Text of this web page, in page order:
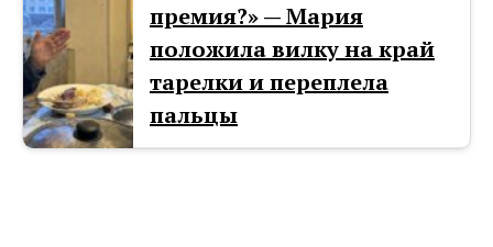
премия?» — Мария
положила вилку на край
тарелки и переплела
пальцы